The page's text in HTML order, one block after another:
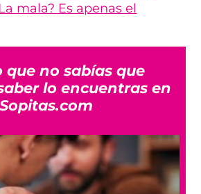
mala? Es apenas el
que no sabías que
lo encuentras en
Sopitas.com